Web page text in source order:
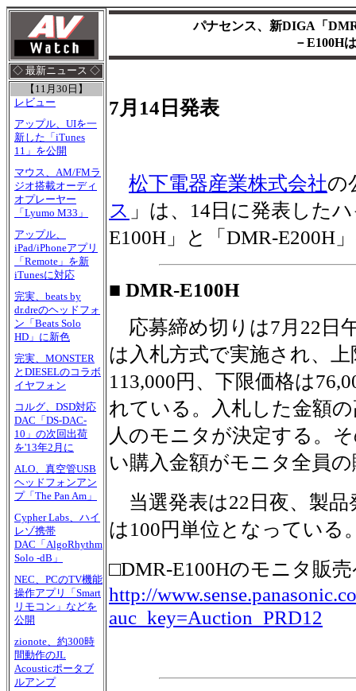
◇ 最新ニュース ◇
【11月30日】
レビュー
アップル、UIを一
新した「iTunes
11」を公開
マウス、AM/FMラ
ジオ搭載オーディ
オプレーヤー
「Lyumo M33」
アップル、
iPad/iPhoneアプリ
「Remote」を新
iTunesに対応
完実、beats by
dr.dreのヘッドフォ
ン「Beats Solo
HD」に新色
完実、MONSTER
とDIESELのコラボ
イヤフォン
コルグ、DSD対応
DAC「DS-DAC-
10」の次回出荷
を'13年2月に
ALO、真空管USB
ヘッドフォンアン
プ「The Pan Am」
Cypher Labs、ハイ
レゾ携帯
DAC「AlgoRhythm
Solo -dB」
NEC、PCのTV機能
操作アプリ「Smart
リモコン」などを
公開
zionote、約300時
間動作のJL
Acousticポータブ
ルアンプ
パナセンス、新DIGA「
－E100H
7月14日発表
松下電器産業株式会社の
ス 」は、14日に発表した
E100H」と「DMR-E200H
■ DMR-E100H
応募締め切りは7月22日
は入札方式で実施され、
113,000円、下限価格は
れている。入札した金額
人のモニタが決定する。
い購入金額がモニタ全員
当選発表は22日夜、製品
は100円単位となっている
□DMR-E100Hのモニタ販
http://
auc_key=Auction_PRD12